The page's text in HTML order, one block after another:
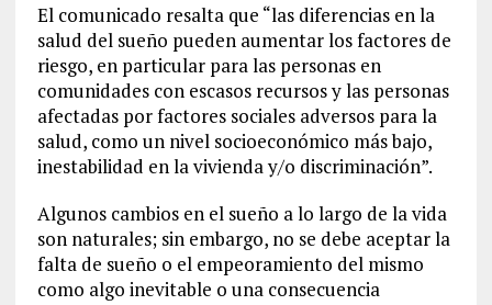
El comunicado resalta que “las diferencias en la
salud del sueño pueden aumentar los factores de
riesgo, en particular para las personas en
comunidades con escasos recursos y las personas
afectadas por factores sociales adversos para la
salud, como un nivel socioeconómico más bajo,
inestabilidad en la vivienda y/o discriminación”.
Algunos cambios en el sueño a lo largo de la vida
son naturales; sin embargo, no se debe aceptar la
falta de sueño o el empeoramiento del mismo
como algo inevitable o una consecuencia